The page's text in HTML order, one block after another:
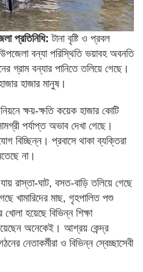
প্রতিনিধি: টানা বৃষ্টি ও প্রবল
উপজেলা বন্যা পরিস্থিতি ভয়াবহ অবনতি
গ্রাম বন্যার পানিতে তলিয়ে গেছে।
হাজার মানুষ।
ক্ষয়-ক্ষতি কয়েক হাজার কোটি
পর্যাপ্ত অভাব দেখা গেছে।
বিচ্ছিন্ন। প্রবাসে থাকা ব্যক্তিরা
না।
রাস্তা-ঘাট, বসত-বাড়ি তলিয়ে গেছে
খামারিদের মাছ, গৃহপালিত পশু
হয়েছে বিভিন্ন শিক্ষা
অনেকেই। আশ্রয় কেন্দ্র
নেতাকর্মীরা ও বিভিন্ন স্বেচ্ছাসেবী